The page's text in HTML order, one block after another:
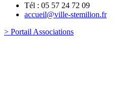
Tél : 05 57 24 72 09
accueil@ville-stemilion.fr
> Portail Associations